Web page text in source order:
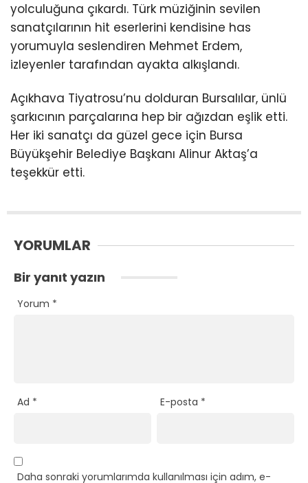
yolculuğuna çıkardı. Türk müziğinin sevilen
sanatçılarının hit eserlerini kendisine has
yorumuyla seslendiren Mehmet Erdem,
izleyenler tarafından ayakta alkışlandı.
Açıkhava Tiyatrosu’nu dolduran Bursalılar, ünlü
şarkıcının parçalarına hep bir ağızdan eşlik etti.
Her iki sanatçı da güzel gece için Bursa
Büyükşehir Belediye Başkanı Alinur Aktaş’a
teşekkür etti.
YORUMLAR
Bir yanıt yazın
Yorum *
Ad * E-posta *
Daha sonraki yorumlarımda kullanılması için adım, e-